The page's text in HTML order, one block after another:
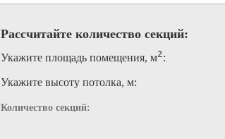
Рассчитайте количество секций:
Укажите площадь помещения, м2:
Укажите высоту потолка, м:
Количество секций: